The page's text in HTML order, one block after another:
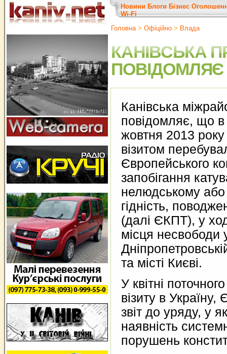
Новини Блоги Бізнес
Wi-Fi
Головна> Офіційно > Влада
КАНІВСЬКА
ПОВІДОМЛЯЄ
Канівська
повідомляє, що в
жовтня 2013
візитом
Європейського
запобігання
нелюдському
гідність,
(далі ЄКПТ), у
місця несвободи
та місті Києві.
У квітні
візиту в
звіт до уряду, у
наявність
порушень